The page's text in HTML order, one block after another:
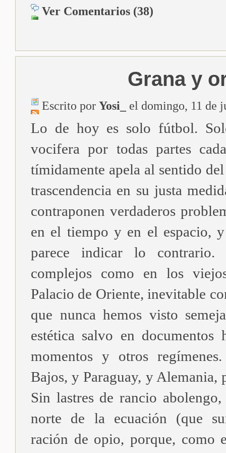
Ver Comentarios (38)
Grana y
Escrito por Yosi_ el domingo, 11 de
Lo de hoy es solo fútbol.
vocifera por todas partes
tímidamente apela al sentido
trascendencia en su justa
contraponen verdaderos
en el tiempo y en el espacio,
parece indicar lo contrario.
complejos como en los
Palacio de Oriente, inevitable
que nunca hemos visto
estética salvo en documentos
momentos y otros
Bajos, y Paraguay, y Alemania,
Sin lastres de rancio
norte de la ecuación (que
ración de opio, porque, como